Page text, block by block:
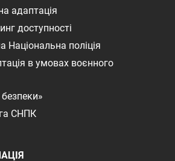
адаптація
доступності
Національна поліція
в умовах воєнного
СНПК